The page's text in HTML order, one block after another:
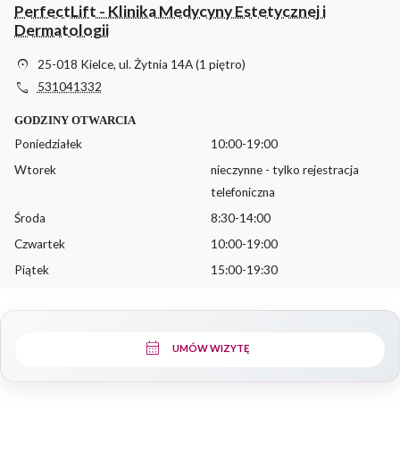
PerfectLift - Klinika Medycyny Estetycznej i
Dermatologii
location_on 25-018 Kielce, ul. Żytnia 14A (1 piętro)
phone 531041332
GODZINY OTWARCIA
Poniedziałek
10:00-19:00
Wtorek
nieczynne - tylko rejestracja
telefoniczna
Środa
8:30-14:00
Czwartek
10:00-19:00
Piątek
15:00-19:30
calendar_month UMÓW WIZYTĘ